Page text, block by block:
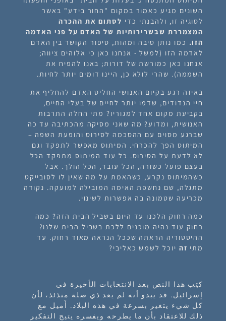
השונים מגיע כאמור במקום "החור בידע" באשר
לסוגיה זו, ולהבנתי כדי לסתום את ההכרה
המצמררת שבשרירותיות של האדם על פני האדמה
הזו. כמו נותן סיבה ומהות, סיפור הקושר בין האדם
לאדמה הזו (למשל - אנחנו כאן כי אלוהים ציווה;
אנחנו כאן כמורשת של דורות; באנו להפיח את
השממה). שהרי לולא כן, היינו דומים יותר לחיות.
באיזה רגע בקיום האנושי החליט האדם להחליף את
חיי הנדודים, שדמו יותר לחיים של בעלי החיים,
בקביעת מקום אחד למגוריו? מתי החלה התרבות
האנושית, ומדוע? מה שאני מסיקה מהכתיבה עד כה
שברגע מסוים עם ההסכמה לסירוס והופעת השפה –
המיתוס הפך להכרחי. המיתוס מאפשר לתפקד וגם
לא לדעת על הסירוס. כל עוד המיתוס מתפקד הכל
בעצם פועל כשורה, הכל עובד, הכל הולך. אבל
כשהמיתוס נקרע, כשהאמת על מה שאין לו לסובייקט
מתגלה, שם נחשפת האימה המובילה למועקה. נקודה
מכריעה שטמונה בה אפשרות לשינוי.
כמה רחוק הלכנו עד היום בשביל הבית הזה? כמה
רחוק עוד נהיה מוכנים ללכת בשביל הבית שלנו?
ההיסטוריה הראתה שככל הנראה מאוד רחוק. עד
מתי זה יוכל לשמש כאליבי?
كتِب هذا النص بعد الانتخابات الأخيرة في
إسرائيل. قد يبدو أنه لم يعد ذي صلة منذئذ، لأن
كل شيء يتغير بسرعة في هذه البلاد. أَميل مع
ذلك للاعتقاد بأن ما يطرحه ويفسره يتيح التفكير